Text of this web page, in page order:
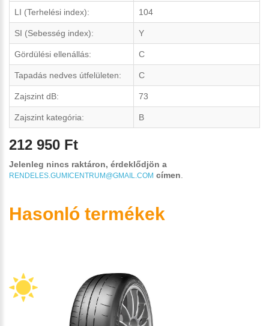
LI (Terhelési index): 104
SI (Sebesség index): Y
Gördülési ellenállás: C
Tapadás nedves útfelületen: C
Zajszint dB: 73
Zajszint kategória: B
212 950 Ft
Jelenleg nincs raktáron, érdeklődjön a
RENDELES.GUMICENTRUM@GMAIL.COM címen
Hasonló termékek